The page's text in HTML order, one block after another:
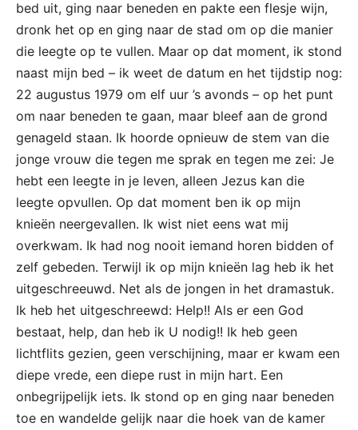
bed uit, ging naar beneden en pakte een flesje wijn,
dronk het op en ging naar de stad om op die manier
die leegte op te vullen. Maar op dat moment, ik stond
naast mijn bed – ik weet de datum en het tijdstip nog:
22 augustus 1979 om elf uur ’s avonds – op het punt
om naar beneden te gaan, maar bleef aan de grond
genageld staan. Ik hoorde opnieuw de stem van die
jonge vrouw die tegen me sprak en tegen me zei: Je
hebt een leegte in je leven, alleen Jezus kan die
leegte opvullen. Op dat moment ben ik op mijn
knieën neergevallen. Ik wist niet eens wat mij
overkwam. Ik had nog nooit iemand horen bidden of
zelf gebeden. Terwijl ik op mijn knieën lag heb ik het
uitgeschreeuwd. Net als de jongen in het dramastuk.
Ik heb het uitgeschreewd: Help!! Als er een God
bestaat, help, dan heb ik U nodig!! Ik heb geen
lichtflits gezien, geen verschijning, maar er kwam een
diepe vrede, een diepe rust in mijn hart. Een
onbegrijpelijk iets. Ik stond op en ging naar beneden
toe en wandelde gelijk naar die hoek van de kamer